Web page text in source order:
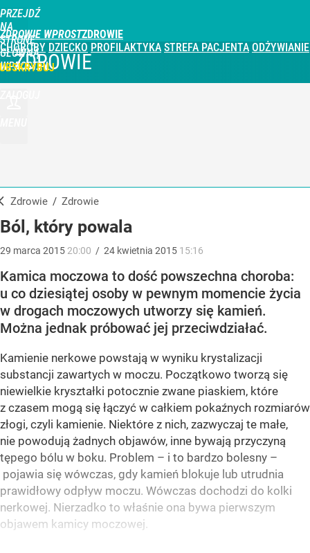
PRZEJDŹ
NA
STRONĘ
GŁÓWNĄ
WPROST.PL
ZDROWIE WPROST
CHOROBY DZIECKO PROFILAKTYKA STREFA PACJENTA ODŻYWIANIE
ZDROWIE
Zdrowie / Zdrowie
Ból, który powala
29 marca 2015 20:00 / 24 kwietnia 2015 15:16
Kamica moczowa to dość powszechna choroba:
u co dziesiątej osoby w pewnym momencie życia
w drogach moczowych utworzy się kamień.
Można jednak próbować jej przeciwdziałać.
Kamienie nerkowe powstają w wyniku krystalizacji
substancji zawartych w moczu. Początkowo tworzą się
niewielkie kryształki potocznie zwane piaskiem, które
z czasem mogą się łączyć w całkiem pokaźnych rozmiarów
złogi, czyli kamienie. Niektóre z nich, zazwyczaj te małe,
nie powodują żadnych objawów, inne bywają przyczyną
tępego bólu w boku. Problem – i to bardzo bolesny –
pojawia się wówczas, gdy kamień blokuje lub utrudnia
prawidłowy odpływ moczu. Wówczas dochodzi do kolki
nerkowej. Nierzadko to właśnie ona bywa pierwszym
objawem kamicy moczowej.